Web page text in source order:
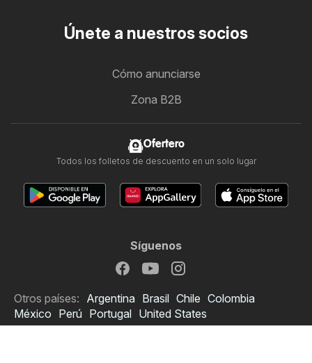
Únete a nuestros socios
Cómo anunciarse
Zona B2B
Ofertero
Todos los folletos de descuento en un solo lugar
Síguenos
Otros países: Argentina Brasil Chile Colombia
México Perú Portugal United States